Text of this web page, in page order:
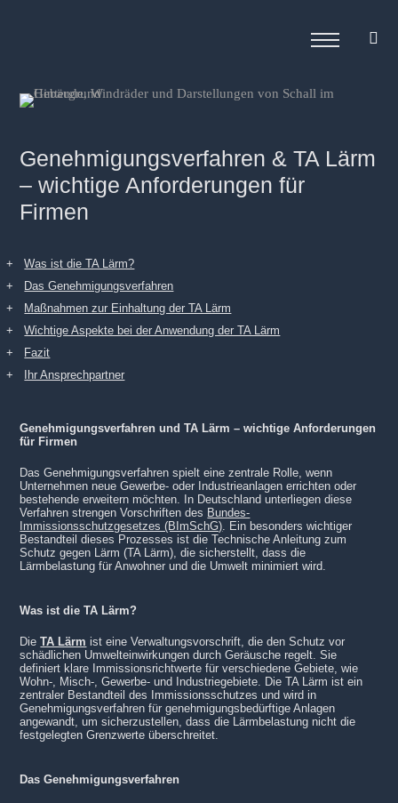
Genehmigungsverfahren & TA Lärm
– wichtige Anforderungen für
Firmen
Was ist die TA Lärm?
Das Genehmigungsverfahren
Maßnahmen zur Einhaltung der TA Lärm
Wichtige Aspekte bei der Anwendung der TA Lärm
Fazit
Ihr Ansprechpartner
Genehmigungsverfahren und TA Lärm – wichtige Anforderungen
für Firmen
Das Genehmigungsverfahren spielt eine zentrale Rolle, wenn
Unternehmen neue Gewerbe- oder Industrieanlagen errichten oder
bestehende erweitern möchten. In Deutschland unterliegen diese
Verfahren strengen Vorschriften des Bundes-
Immissionsschutzgesetzes (BImSchG). Ein besonders wichtiger
Bestandteil dieses Prozesses ist die Technische Anleitung zum
Schutz gegen Lärm (TA Lärm), die sicherstellt, dass die
Lärmbelastung für Anwohner und die Umwelt minimiert wird.
Was ist die TA Lärm?
DieTA Lärm ist eine Verwaltungsvorschrift, die den Schutz vor
schädlichen Umwelteinwirkungen durch Geräusche regelt. Sie
definiert klare Immissionsrichtwerte für verschiedene Gebiete, wie
Wohn-, Misch-, Gewerbe- und Industriegebiete. Die TA Lärm ist ein
zentraler Bestandteil des Immissionsschutzes und wird in
Genehmigungsverfahren für genehmigungsbedürftige Anlagen
angewandt, um sicherzustellen, dass die Lärmbelastung nicht die
festgelegten Grenzwerte überschreitet.
Das Genehmigungsverfahren